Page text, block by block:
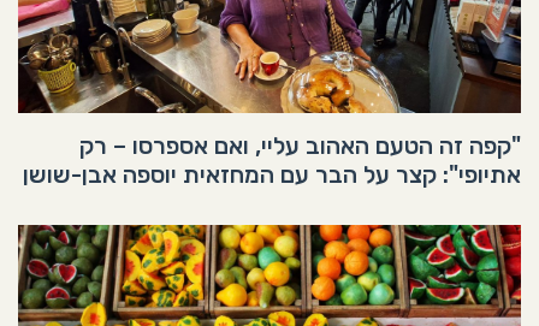
"קפה זה הטעם האהוב עליי, ואם אספרסו – רק
אתיופי": קצר על הבר עם המחזאית יוספה אבן-שושן